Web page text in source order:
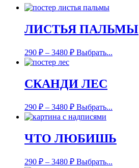
ЛИСТЬЯ ПАЛЬМЫ
290 ₽ – 3480 ₽ Выбрать...
СКАНДИ ЛЕС
290 ₽ – 3480 ₽ Выбрать...
ЧТО ЛЮБИШЬ
290 ₽ – 3480 ₽ Выбрать...